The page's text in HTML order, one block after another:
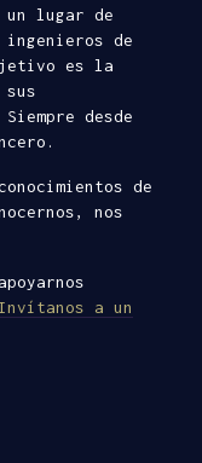
un lugar de
de
es la
desde
de
nos
Invítanos a un
Elegir un